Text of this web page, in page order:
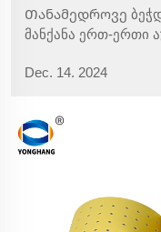
Თანამედროვე
მანქანა ერთ-ერთი
როგორც
გადასაჭრელი
Dec. 14. 2024